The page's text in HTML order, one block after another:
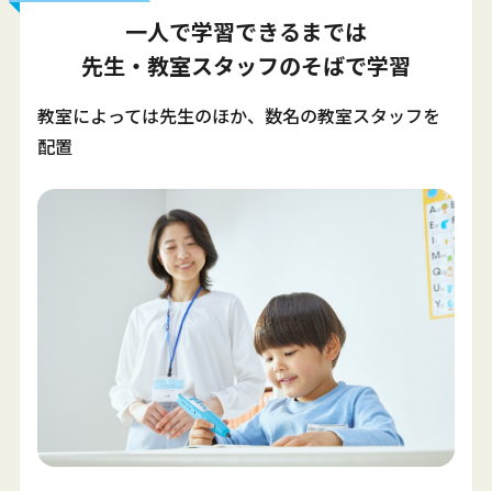
一人で学習できるまでは
先生・教室スタッフのそばで学習
教室によっては先生のほか、数名の教室スタッフを
配置